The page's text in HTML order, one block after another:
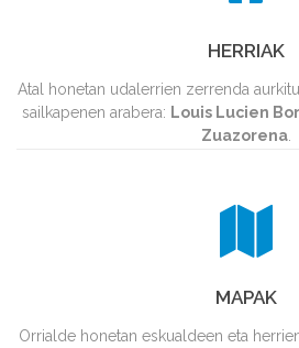
HERRIAK
Atal honetan udalerrien zerrenda
sailkapenen arabera: Louis Lucien
Zuazorena
MAPAK
Orrialde honetan eskualdeen eta